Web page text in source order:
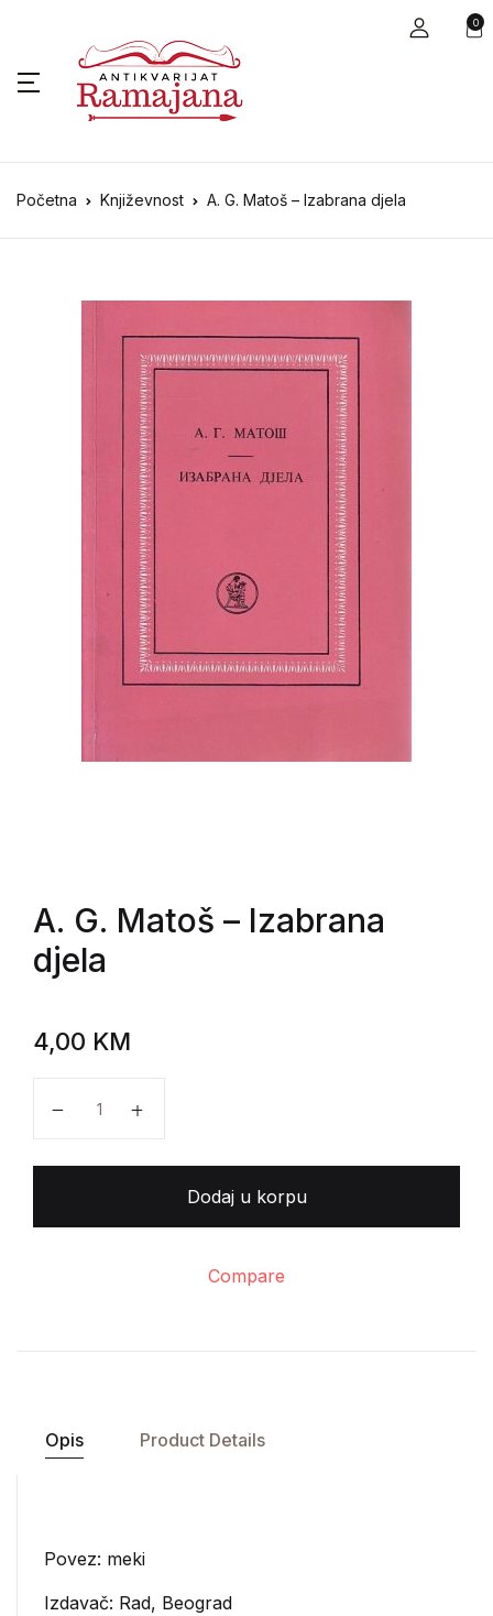
0
Početna Književnost A. G. Matoš – Izabrana djela
A. G. Matoš – Izabrana
djela
4,00 KM
Dodaj u korpu
Compare
Opis Product Details
Povez: meki
Izdavač: Rad, Beograd